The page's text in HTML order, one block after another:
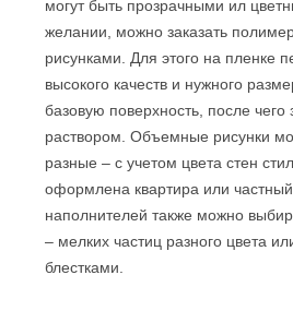
могут быть прозрачными ил
желании, можно заказать
рисунками. Для этого на пленке
высокого качеств и нужного
базовую поверхность, после
раствором. Объемные рисунки
разные – с учетом цвета стен
оформлена квартира или
наполнителей также можно
– мелких частиц разного цвета
блестками.